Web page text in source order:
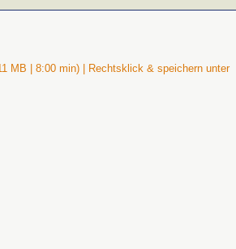
MB | 8:00 min) | Rechtsklick & speichern unter